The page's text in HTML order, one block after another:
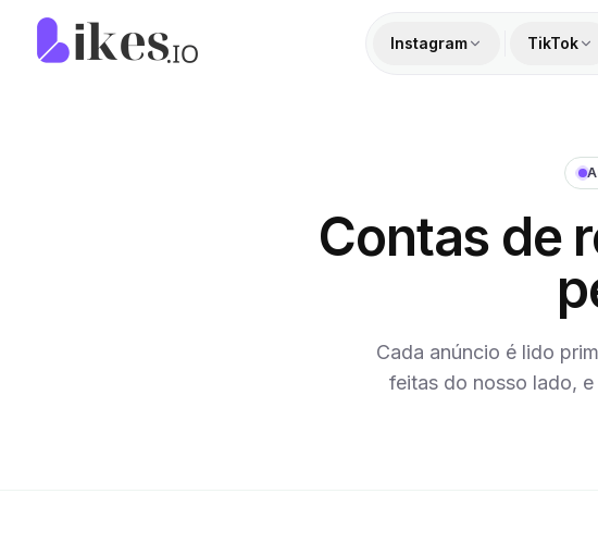
Pular para o conteúdo
Instagram TikTok
Contas de
Cada anúncio é lido
feitas do nosso lado,